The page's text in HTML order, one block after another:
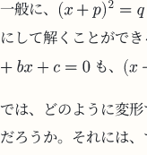
一般に、
にして解くことがで
も、
では、どのように変形
だろうか。それには、